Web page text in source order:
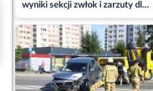
wyniki sekcji zwłok i zarzuty dla
matki